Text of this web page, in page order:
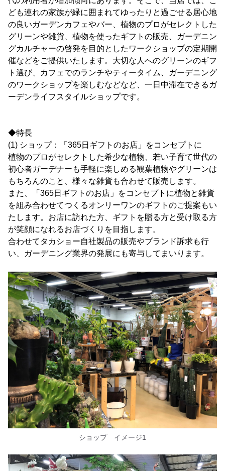
ども連れの家族が緑に囲まれてゆったりと過ごせる居心地
の良いガーデンカフェやバー、植物のプロがセレクトした
グリーンや雑貨、植物を使ったギフトの販売、ガーデニン
グカルチャーの啓発を目的としたワークショップの定期開
催などをご提供いたします。大切な人へのグリーンのギフ
ト選び、カフェでのランチやティータイム、ガーデニング
のワークショップを楽しむなどなど、一日中滞在できるガ
ーデンライフスタイルショップです。
◆特長
(1) ショップ：「365日ギフトのお店」をコンセプトに
植物のプロがセレクトした希少な植物、若い子育て世代の
初心者ガーデナーも手軽に楽しめる観葉植物やグリーンは
もちろんのこと、様々な雑貨も合わせて販売します。
また、「365日ギフトのお店」をコンセプトに植物と雑貨
を組み合わせてつくるオンリーワンのギフトのご提案もい
たします。お店に訪れた方、ギフトを贈る方と受け取る方
が笑顔になれるお店づくりを目指します。
合わせてタカショー自社製品の販売やブランド訴求も行
い、ガーデニング業界の発展にも寄与してまいります。
ショップ イメージ1